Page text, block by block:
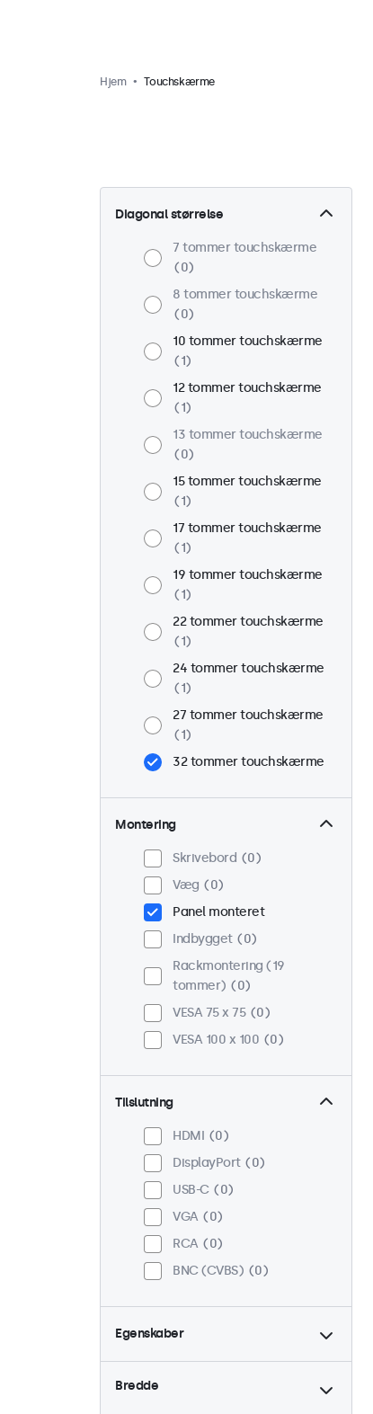
Hjem Touchskærme
Diagonal størrelse
7 tommer touchskærme
0
8 tommer touchskærme
0
10 tommer touchskærme
1
12 tommer touchskærme
1
13 tommer touchskærme
0
15 tommer touchskærme
1
17 tommer touchskærme
1
19 tommer touchskærme
1
22 tommer touchskærme
1
24 tommer touchskærme
1
27 tommer touchskærme
1
32 tommer touchskærme
Montering
Skrivebord
0
Væg
0
Panel monteret
Indbygget
0
Rackmontering (19
tommer)
0
VESA 75 x 75
0
VESA 100 x 100
0
Tilslutning
HDMI
0
DisplayPort
0
USB-C
0
VGA
0
RCA
0
BNC (CVBS)
0
Egenskaber
4:3 / 5:4
0
Bredde